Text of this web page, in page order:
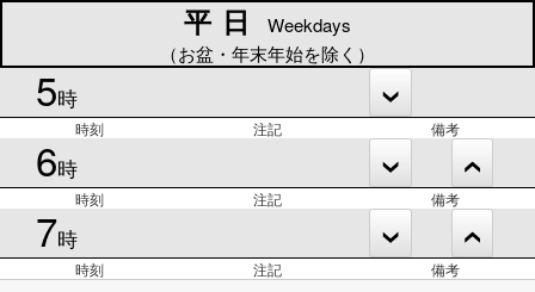
平日
Weekdays
（お盆・年末年始を除く）
5時
時刻 注記 備考
6時
時刻 注記 備考
7時
時刻 注記 備考